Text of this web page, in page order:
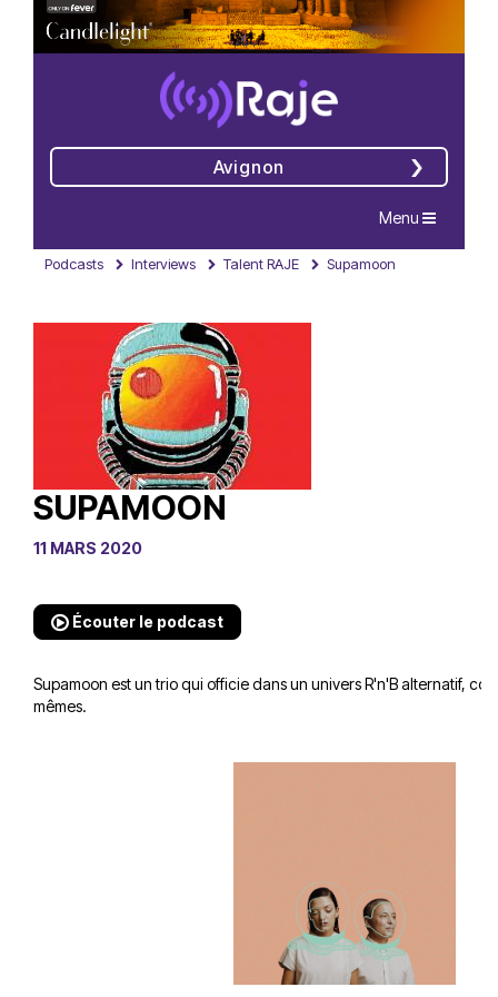
Avignon
Navigation
Menu
Podcasts Interviews Talent RAJE Supamoon
SUPAMOON
11 MARS 2020
Écouter le podcast
Supamoon est un trio qui officie dans un univers R'n'B alternatif,
mêmes.